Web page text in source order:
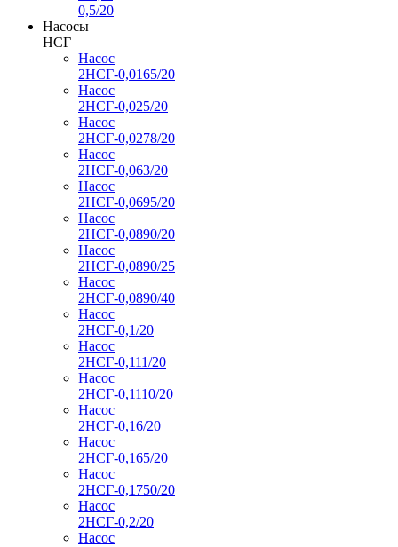
0,5/20
Насосы
НСГ
Насос
2НСГ-0,0165/20
Насос
2НСГ-0,025/20
Насос
2НСГ-0,0278/20
Насос
2НСГ-0,063/20
Насос
2НСГ-0,0695/20
Насос
2НСГ-0,0890/20
Насос
2НСГ-0,0890/25
Насос
2НСГ-0,0890/40
Насос
2НСГ-0,1/20
Насос
2НСГ-0,111/20
Насос
2НСГ-0,1110/20
Насос
2НСГ-0,16/20
Насос
2НСГ-0,165/20
Насос
2НСГ-0,1750/20
Насос
2НСГ-0,2/20
Насос